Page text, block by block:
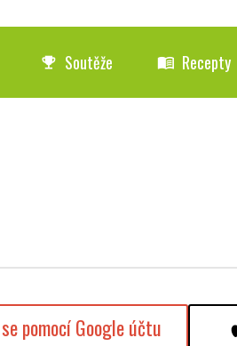
emoji_events Soutěže menu_book Recepty
pomocí Google účtu